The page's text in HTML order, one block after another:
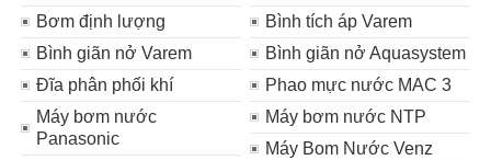
Bơm định lượng
Bình tích áp Varem
Bình giãn nở Varem
Bình giãn nở Aquasystem
Đĩa phân phối khí
Phao mực nước MAC 3
Máy bơm nước
Panasonic
Máy bơm nước NTP
Máy Bom Nước Venz